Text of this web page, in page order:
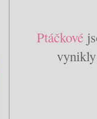
Ptáčkové